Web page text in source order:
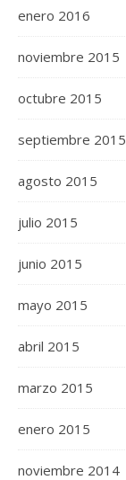
enero 2016
noviembre 2015
octubre 2015
septiembre 2015
agosto 2015
julio 2015
junio 2015
mayo 2015
abril 2015
marzo 2015
enero 2015
noviembre 2014